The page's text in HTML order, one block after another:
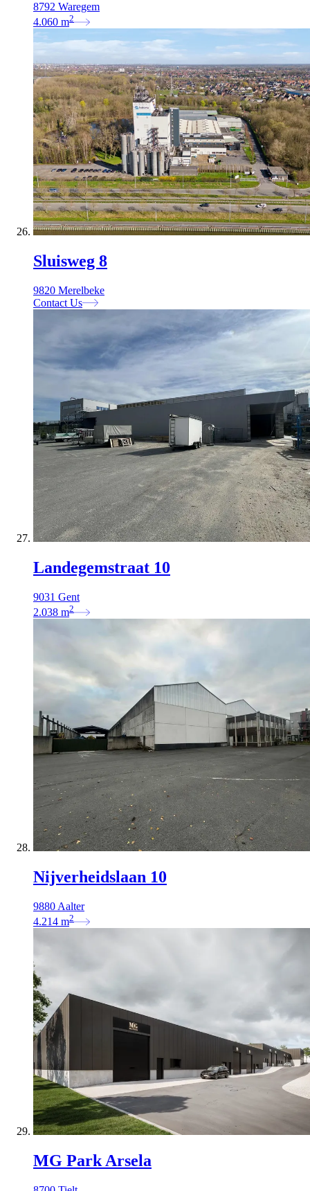
8792 Waregem
4.060 m2
Sluisweg 8
9820 Merelbeke
Contact Us
Landegemstraat 10
9031 Gent
2.038 m2
Nijverheidslaan 10
9880 Aalter
4.214 m2
MG Park Arsela